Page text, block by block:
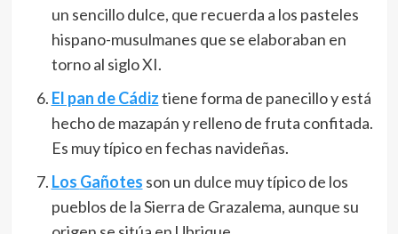
un sencillo dulce, que recuerda a los pasteles
hispano-musulmanes que se elaboraban en
torno al siglo XI.
El pan de Cádiztiene forma de panecillo y está
hecho de mazapán y relleno de fruta confitada.
Es muy típico en fechas navideñas.
Los Gañotes son un dulce muy típico de los
pueblos de la Sierra de Grazalema, aunque su